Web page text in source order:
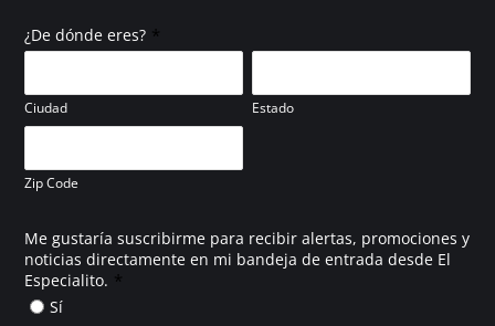
¿De dónde eres? *
Ciudad Estado
Zip Code
Me gustaría suscribirme para recibir alertas, promociones y
noticias directamente en mi bandeja de entrada desde El
Especialito. *
Sí